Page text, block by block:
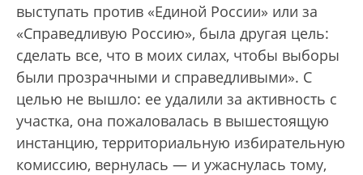
выступать против «Единой России» или за
«Справедливую Россию», была другая цель:
сделать все, что в моих силах, чтобы выборы
были прозрачными и справедливыми». С
целью не вышло: ее удалили за активность с
участка, она пожаловалась в вышестоящую
инстанцию, территориальную избирательную
комиссию, вернулась — и ужаснулась тому,